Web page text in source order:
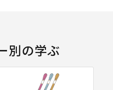
別の学ぶ